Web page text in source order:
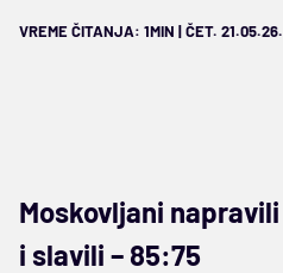
VREME ČITANJA: 1MIN | ČET.
Moskovljani
i slavili – 85:75